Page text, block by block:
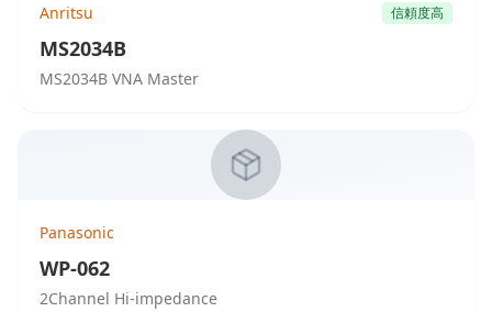
Anritsu 信頼度高
MS2034B
MS2034B VNA Master
Panasonic
WP-062
2Channel Hi-impedance